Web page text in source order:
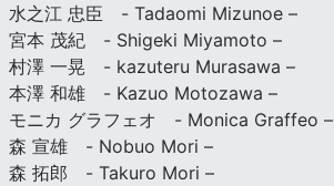
水之江 忠臣 - Tadaomi Mizunoe –
宮本 茂紀 - Shigeki Miyamoto –
村澤 一晃 - kazuteru Murasawa –
本澤 和雄 - Kazuo Motozawa –
モニカ グラフェオ - Monica Graffeo –
森 宣雄 - Nobuo Mori –
森 拓郎 - Takuro Mori –